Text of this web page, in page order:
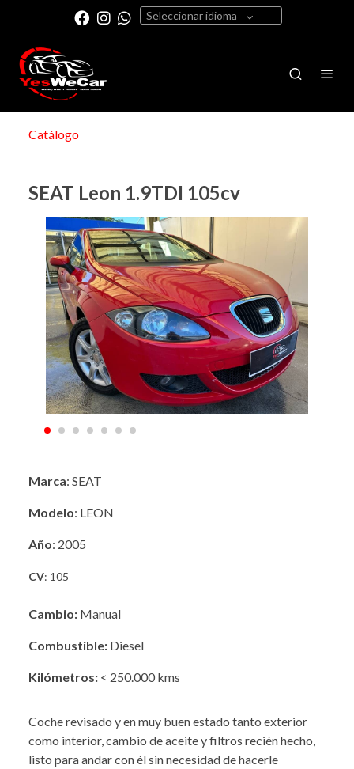
Seleccionar idioma
Catálogo
SEAT Leon 1.9TDI 105cv
Marca: SEAT
Modelo: LEON
Año: 2005
CV: 105
Cambio: Manual
Combustible: Diesel
Kilómetros: < 250.000 kms
Coche revisado y en muy buen estado tanto exterior
como interior, cambio de aceite y filtros recién hecho,
listo para andar con él sin necesidad de hacerle